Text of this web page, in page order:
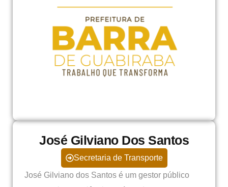
José Gilviano Dos Santos
Secretaria de Transporte
José Gilviano dos Santos é um gestor público